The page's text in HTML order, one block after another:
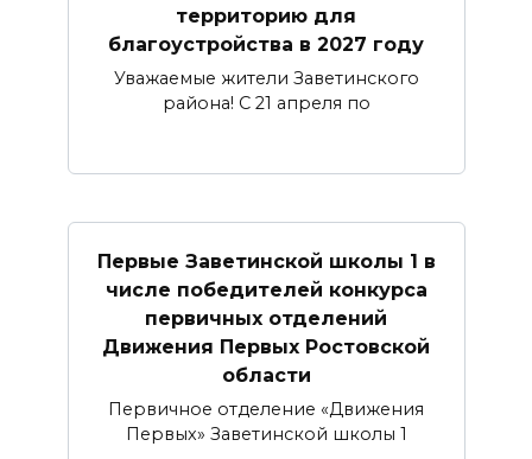
территорию для
благоустройства в 2027 году
Уважаемые жители Заветинского
района! С 21 апреля по
Первые Заветинской школы 1 в
числе победителей конкурса
первичных отделений
Движения Первых Ростовской
области
Первичное отделение «Движения
Первых» Заветинской школы 1